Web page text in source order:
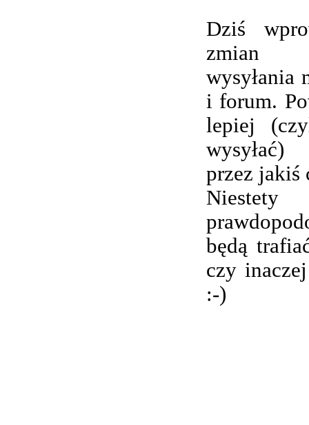
Dziś
zmian
wysyłania
i forum.
lepiej
przez jakiś
będą
czy
:-)